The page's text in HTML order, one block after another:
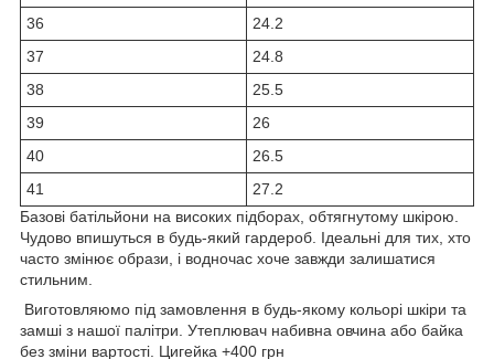
36
24.2
37
24.8
38
25.5
39
26
40
26.5
41
27.2
Базові батільйони на високих підборах, обтягнутому шкірою.
Чудово впишуться в будь-який гардероб. Ідеальні для тих, хто
часто змінює образи, і водночас хоче завжди залишатися
стильним.
Виготовляюмо під замовлення в будь-якому кольорі шкіри та
замші з нашої палітри. Утеплювач набивна овчина або байка
без зміни вартості. Цигейка +400 грн